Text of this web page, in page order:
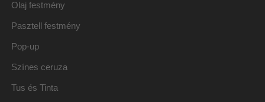
Olaj festmény
Pasztell festmény
Pop-up
Színes ceruza
Tus és Tinta